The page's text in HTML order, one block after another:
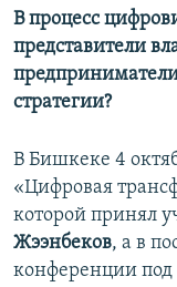
В процесс
представители
стратегии?
В Бишкеке 4
«Цифровая
которой принял
Жээнбеков, а в
конференции